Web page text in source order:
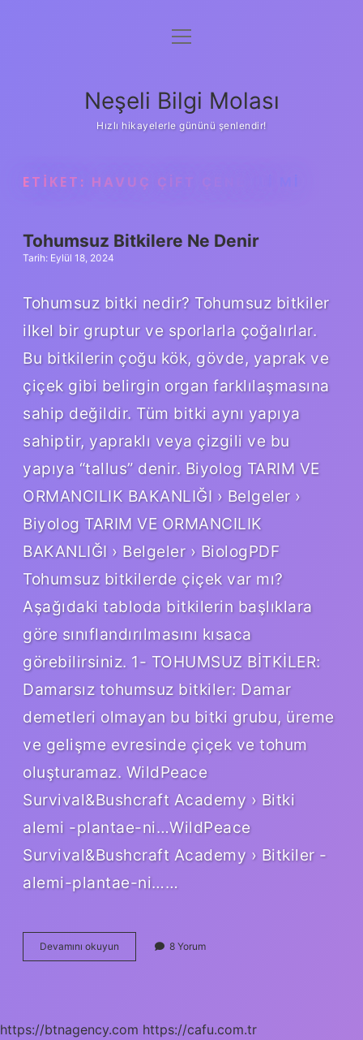
Anasayfa
Yasal Uyarı
menüyü
Neşeli Bilgi Molası
Hızlı hikayelerle gününü şenlendir!
ETIKET: HAVUÇ ÇIFT ÇENEKLI MI
Tohumsuz Bitkilere Ne Denir
Tarih: Eylül 18, 2024
Tohumsuz bitki nedir? Tohumsuz bitkiler
ilkel bir gruptur ve sporlarla çoğalırlar.
Bu bitkilerin çoğu kök, gövde, yaprak ve
çiçek gibi belirgin organ farklılaşmasına
sahip değildir. Tüm bitki aynı yapıya
sahiptir, yapraklı veya çizgili ve bu
yapıya “tallus” denir. Biyolog TARIM VE
ORMANCILIK BAKANLIĞI › Belgeler ›
Biyolog TARIM VE ORMANCILIK
BAKANLIĞI › Belgeler › BiologPDF
Tohumsuz bitkilerde çiçek var mı?
Aşağıdaki tabloda bitkilerin başlıklara
göre sınıflandırılmasını kısaca
görebilirsiniz. 1- TOHUMSUZ BİTKİLER:
Damarsız tohumsuz bitkiler: Damar
demetleri olmayan bu bitki grubu, üreme
ve gelişme evresinde çiçek ve tohum
oluşturamaz. WildPeace
Survival&Bushcraft Academy › Bitki
alemi -plantae-ni…WildPeace
Survival&Bushcraft Academy › Bitkiler -
alemi-plantae-ni……
Devamını okuyun Tohumsuz
Bitkilere
8 Yorum
https://btnagency.com https://cafu.com.tr